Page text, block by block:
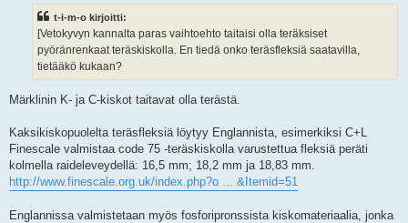
t-i-m-o kirjoitti:
[Vetokyvyn kannalta paras vaihtoehto taitaisi olla teräksiset
pyöränrenkaat teräskiskolla. En tiedä onko teräsfleksiä saatavilla,
tietääkö kukaan?
Märklinin K- ja C-kiskot taitavat olla terästä.
Kaksikiskopuolelta teräsfleksiä löytyy Englannista, esimerkiksi C+L
Finescale valmistaa code 75 -teräskiskolla varustettua fleksiä peräti
kolmella raideleveydellä: 16,5 mm; 18,2 mm ja 18,83 mm.
http://www.finescale.org.uk/index.php?o ... &Itemid=51
Englannissa valmistetaan myös fosforipronssista kiskomateriaalia, jonka